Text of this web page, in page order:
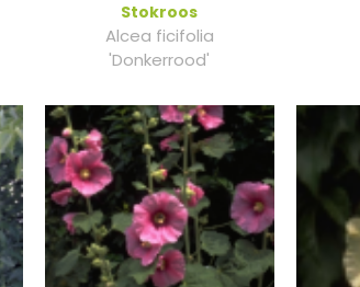
Stokroos
Alcea ficifolia
'Donkerrood'